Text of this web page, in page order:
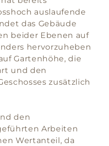
auslaufende
das Gebäude
beider Ebenen auf
hervorzuheben
Gartenhöhe, die
und den
zusätzlich
den
Arbeiten
Wertanteil, da